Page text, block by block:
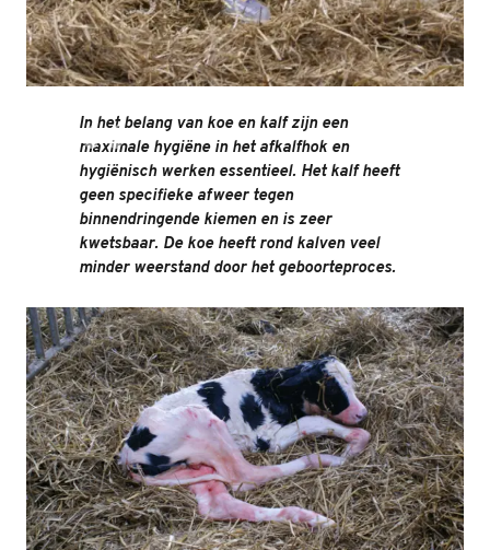
In het belang van koe en kalf zijn een
maximale hygiëne in het afkalfhok en
hygiënisch werken essentieel. Het kalf heeft
geen specifieke afweer tegen
binnendringende kiemen en is zeer
kwetsbaar. De koe heeft rond kalven veel
minder weerstand door het geboorteproces.